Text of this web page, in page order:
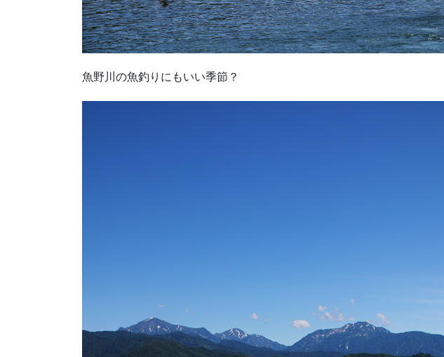
魚野川の魚釣りにもいい季節？